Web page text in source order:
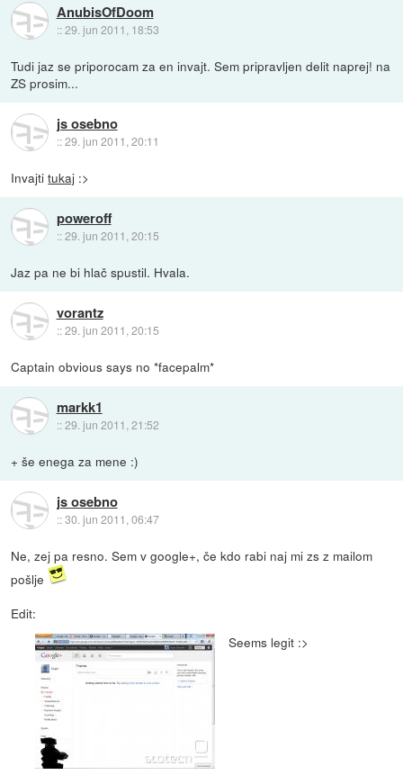
AnubisOfDoom
::29. jun 2011, 18:53
Tudi jaz se priporocam za en invajt. Sem pripravljen delit naprej! na
ZS prosim...
js osebno
::29. jun 2011, 20:11
Invajtitukaj :>
poweroff
::29. jun 2011, 20:15
Jaz pa ne bi hlač spustil. Hvala.
vorantz
::29. jun 2011, 20:15
Captain obvious says no *facepalm*
markk1
::29. jun 2011, 21:52
+ še enega za mene :)
js osebno
::30. jun 2011, 06:47
Ne, zej pa resno. Sem v google+, če kdo rabi naj mi zs z mailom
pošlje
Edit:
Seems legit :>